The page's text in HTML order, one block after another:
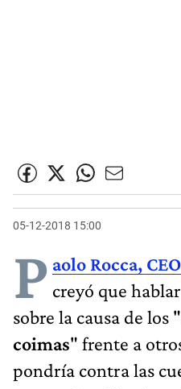
05-12-2018 15:00
P aolo Rocca,
creyó que
sobre la causa de los "
coimas" frente a
pondría contra las